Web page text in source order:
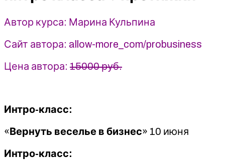
протяжки
2023
Consiousness
Автор курса: Марина Кульпина
Сайт автора: allow-more_com/probusiness
Цена автора: 15000 руб.
Интро-класс:
«Вернуть веселье в бизнес» 10 июня
Интро-класс: